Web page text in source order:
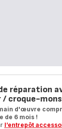
réparation
croque-
d'œuvre
de 6 mois !
l’entrepôt